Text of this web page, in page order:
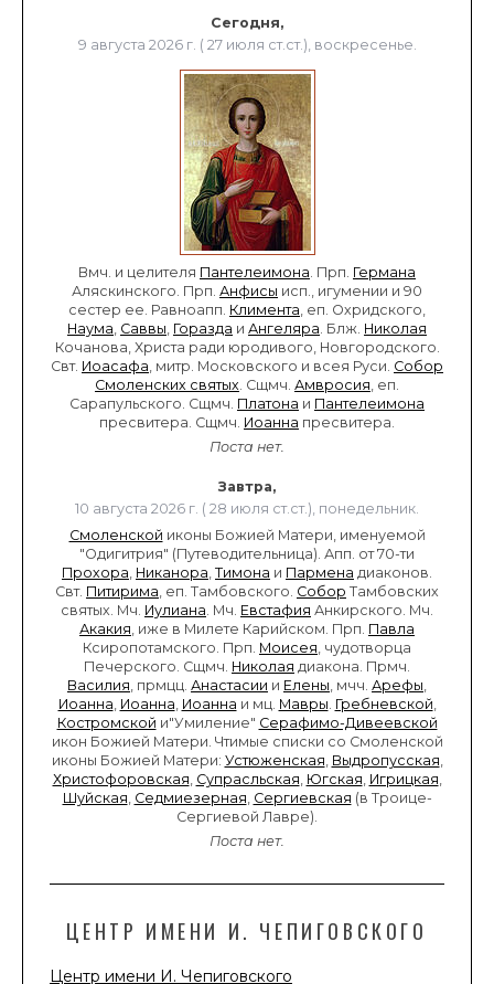
Сегодня,
9 августа 2026 г. ( 27 июля ст.ст.), воскресенье.
Вмч. и целителя Пантелеимона. Прп. Германа
Аляскинского. Прп. Анфисы исп., игумении и 90
сестер ее. Равноапп. Климента, еп. Охридского,
Наума, Саввы, Горазда и Ангеляра. Блж. Николая
Кочанова, Христа ради юродивого, Новгородского.
Свт. Иоасафа, митр. Московского и всея Руси. Собор
Смоленских святых. Сщмч. Амвросия, еп.
Сарапульского. Сщмч. Платона и Пантелеимона
пресвитера. Сщмч. Иоанна пресвитера.
Поста нет.
Завтра,
10 августа 2026 г. ( 28 июля ст.ст.), понедельник.
Смоленской иконы Божией Матери, именуемой
"Одигитрия" (Путеводительница). Апп. от 70-ти
Прохора, Никанора, Тимона и Пармена диаконов.
Свт. Питирима, еп. Тамбовского. Собор Тамбовских
святых. Мч. Иулиана. Мч. Евстафия Анкирского. Мч.
Акакия, иже в Милете Карийском. Прп. Павла
Ксиропотамского. Прп. Моисея, чудотворца
Печерского. Сщмч. Николая диакона. Прмч.
Василия, прмцц. Анастасии и Елены, мчч. Арефы,
Иоанна, Иоанна, Иоанна и мц. Мавры. Гребневской,
Костромской и"Умиление" Серафимо-Дивеевской
икон Божией Матери. Чтимые списки со Смоленской
иконы Божией Матери: Устюженская, Выдропусская,
Христофоровская, Супрасльская, Югская, Игрицкая,
Шуйская, Седмиезерная, Сергиевская (в Троице-
Сергиевой Лавре).
Поста нет.
ЦЕНТР ИМЕНИ И. ЧЕПИГОВСКОГО
Центр имени И. Чепиговского